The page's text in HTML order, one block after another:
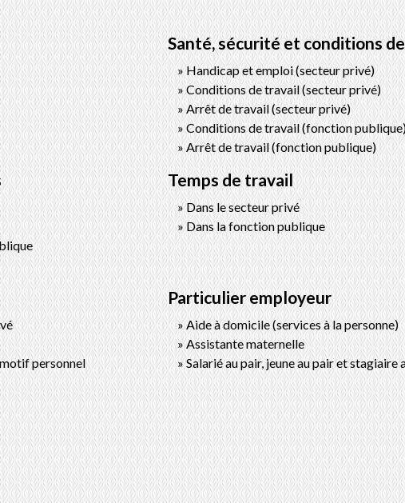
Santé, sécurité et conditions
Handicap et emploi (secteur privé)
Conditions de travail (secteur privé)
Arrêt de travail (secteur privé)
Conditions de travail (fonction
Arrêt de travail (fonction publique)
Temps de travail
Dans le secteur privé
Dans la fonction publique
personnel
Particulier employeur
Aide à domicile (services à la personne)
Assistante maternelle
Salarié au pair, jeune au pair et